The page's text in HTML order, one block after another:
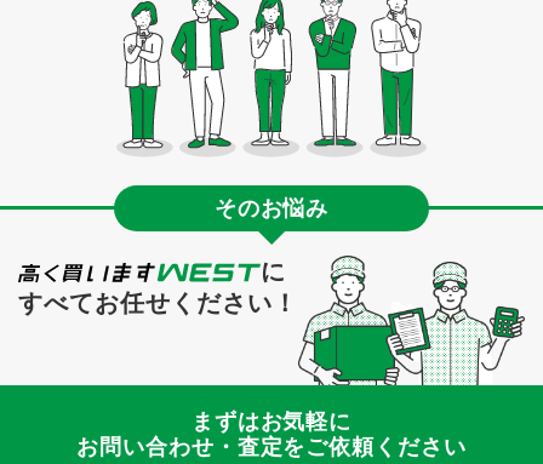
そのお悩み
に
すべてお任せください！
まずはお気軽に
お問い合わせ・査定をご依頼ください